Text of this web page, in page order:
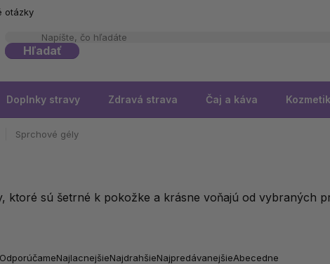
otázky
Hľadať
Doplnky stravy Zdravá strava Čaj a káva
Sprchové gély
ktoré sú šetrné k pokožke a krásne voňajú od vybraných
OdporúčameNajlacnejšieNajdrahšieNajpredávanejšieAbecedne